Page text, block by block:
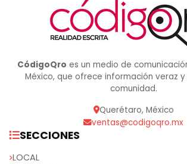
CódigoQro es un medio de
México, que ofrece información veraz
comunidad.
Querétaro, México
ventas@codigoqro.mx
SECCIONES
LOCAL